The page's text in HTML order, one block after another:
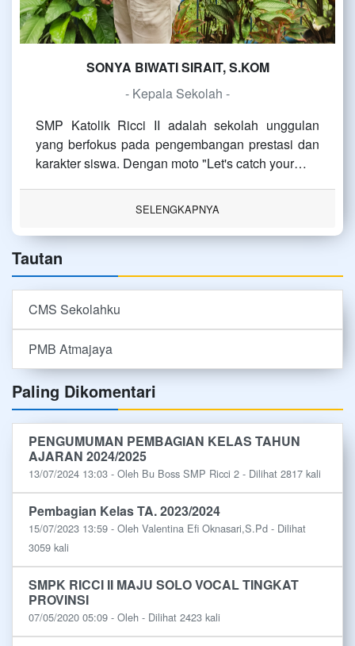
SONYA BIWATI SIRAIT, S.KOM
- Kepala Sekolah -
SMP Katolik Ricci II adalah sekolah unggulan
yang berfokus pada pengembangan prestasi dan
karakter siswa. Dengan moto "Let's catch your…
SELENGKAPNYA
Tautan
CMS Sekolahku
PMB Atmajaya
Paling Dikomentari
PENGUMUMAN PEMBAGIAN KELAS TAHUN
AJARAN 2024/2025
13/07/2024 13:03 - Oleh Bu Boss SMP Ricci 2 - Dilihat 2817 kali
Pembagian Kelas TA. 2023/2024
15/07/2023 13:59 - Oleh Valentina Efi Oknasari,S.Pd - Dilihat
3059 kali
SMPK RICCI II MAJU SOLO VOCAL TINGKAT
PROVINSI
07/05/2020 05:09 - Oleh - Dilihat 2423 kali